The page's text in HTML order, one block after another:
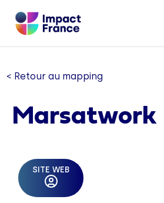
< Retour au mapping
Marsatwork
SITE WEB